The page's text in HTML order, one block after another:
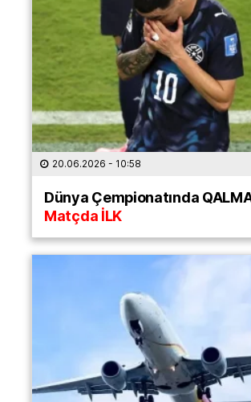
20.06.2026 - 10:58
Dünya Çempionatında
Matçda İLK